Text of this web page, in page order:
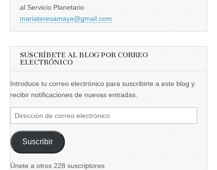
al Servicio Planetario
mariateresamaya@gmail.com
SUSCRÍBETE AL BLOG POR CORREO
ELECTRÓNICO
Introduce tu correo electrónico para suscribirte a este blog y
recibir notificaciones de nuevas entradas.
Dirección
de
correo
electrónico
Suscribir
Únete a otros 228 suscriptores